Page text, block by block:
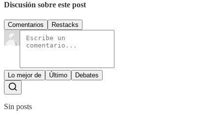
Discusión sobre este post
Comentarios Restacks
Lo mejor de Último Debates
Sin posts